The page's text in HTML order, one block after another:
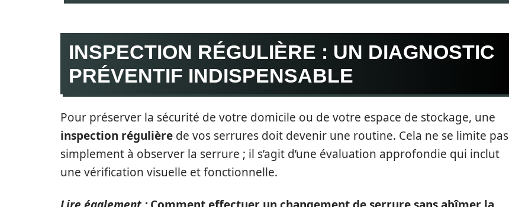
INSPECTION RÉGULIÈRE : UN DIAGNOSTIC
PRÉVENTIF INDISPENSABLE
Pour préserver la sécurité de votre domicile ou de votre espace de stockage, une
inspection régulière de vos serrures doit devenir une routine. Cela ne se limite pas
simplement à observer la serrure ; il s’agit d’une évaluation approfondie qui inclut
une vérification visuelle et fonctionnelle.